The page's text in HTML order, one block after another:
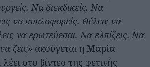
Να διεκδικείς. Να
να κυκλοφορείς. Θέλεις να
να ερωτεύεσαι. Να ελπίζεις. Να
ζεις» ακούγεται η Μαρία
λέει στο βίντεο της φετινής